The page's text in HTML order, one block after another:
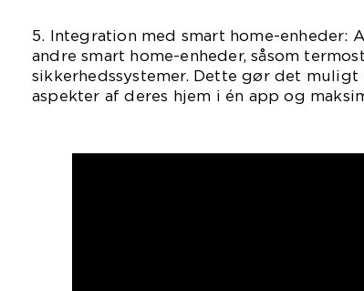
5. Integration med smart home-enheder:
andre smart home-enheder, såsom
sikkerhedssystemer. Dette gør det
aspekter af deres hjem i én app og